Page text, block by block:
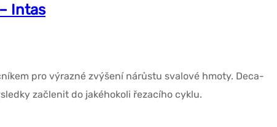
Intas
pro výrazné zvýšení nárůstu svalové hmoty. Deca-
začlenit do jakéhokoli řezacího cyklu.